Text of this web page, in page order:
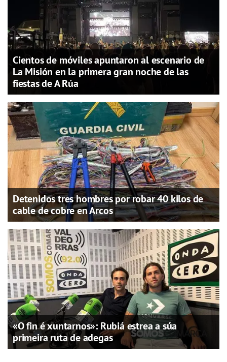
Cientos de móviles apuntaron al escenario de
La Misión en la primera gran noche de las
fiestas de A Rúa
Detenidos tres hombres por robar 40 kilos de
cable de cobre en Arcos
«O fin é xuntarnos»: Rubiá estrea a súa
primeira ruta de adegas